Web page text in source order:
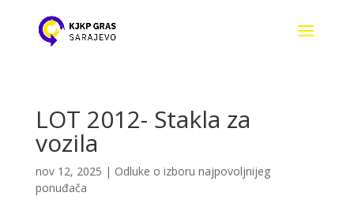
LOT 2012- Stakla za
vozila
nov 12, 2025 | Odluke o izboru najpovoljnijeg
ponuđača